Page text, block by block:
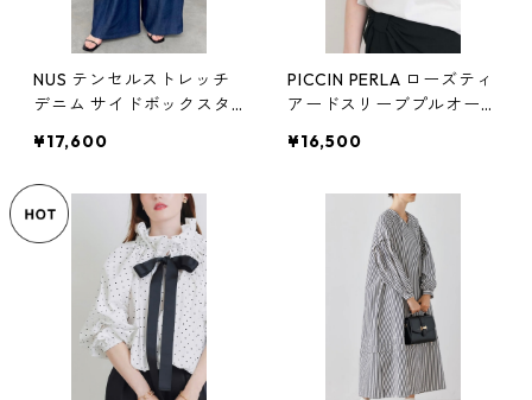
NUS テンセルストレッチ
デニム サイドボックスタ
-36500 セットアップ ネ
イビー ヌース Mサイズ 38
レディース
¥17,600
PICCIN PERLA ローズティ
アードスリーブプルオーバ
ピッチン Mサイズ
¥16,500